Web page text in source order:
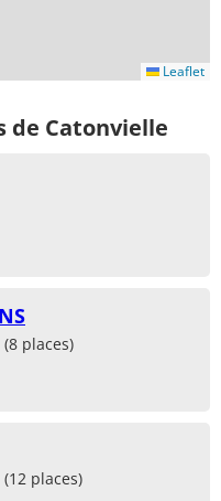
Leaflet
de Catonvielle
places)
places)